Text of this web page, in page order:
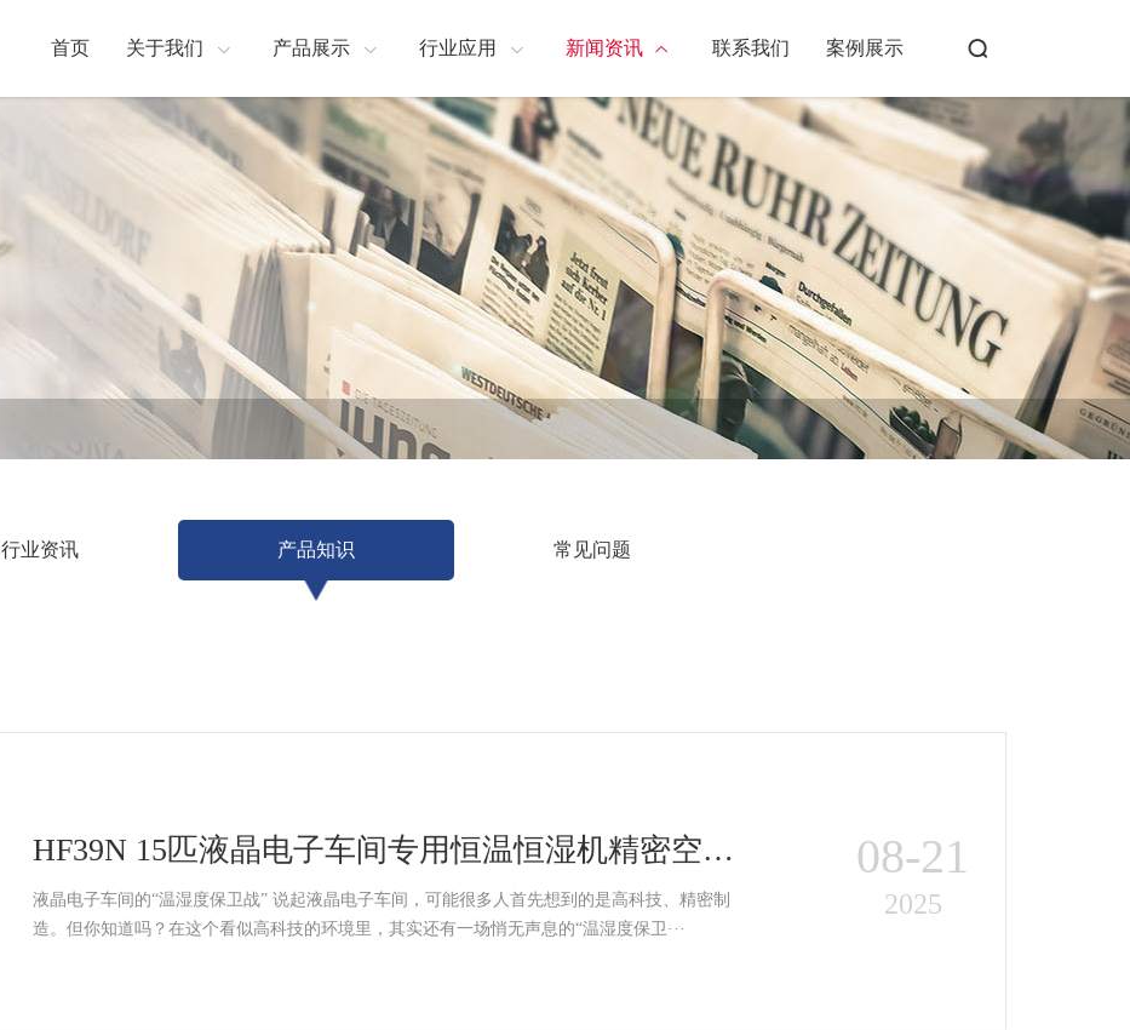
首页 关于我们 产品展示 行业应用 新闻资讯 联系我们 案例展示
行业资讯 产品知识 常见问题
HF39N 15匹液晶电子车间专用恒温恒湿机精密空调
机升温除湿
液晶电子车间的“温湿度保卫战” 说起液晶电子车间，可能很多人首先想到的是高科技、精密制
造。但你知道吗？在这个看似高科技的环境里，其实还有一场悄无声息的“温湿度保卫···
08-21
2025